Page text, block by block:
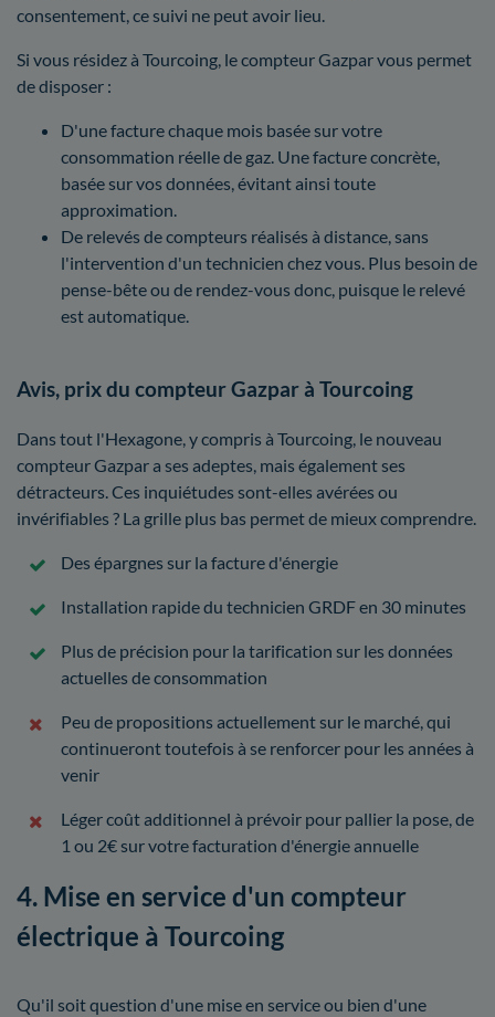
consentement, ce suivi ne peut avoir lieu.
Si vous résidez à Tourcoing, le compteur Gazpar vous permet
de disposer :
D'une facture chaque mois basée sur votre
consommation réelle de gaz. Une facture concrète,
basée sur vos données, évitant ainsi toute
approximation.
De relevés de compteurs réalisés à distance, sans
l'intervention d'un technicien chez vous. Plus besoin de
pense-bête ou de rendez-vous donc, puisque le relevé
est automatique.
Avis, prix du compteur Gazpar à Tourcoing
Dans tout l'Hexagone, y compris à Tourcoing, le nouveau
compteur Gazpar a ses adeptes, mais également ses
détracteurs. Ces inquiétudes sont-elles avérées ou
invérifiables ? La grille plus bas permet de mieux comprendre.
Des épargnes sur la facture d'énergie
Installation rapide du technicien GRDF en 30 minutes
Plus de précision pour la tarification sur les données
actuelles de consommation
Peu de propositions actuellement sur le marché, qui
continueront toutefois à se renforcer pour les années à
venir
Léger coût additionnel à prévoir pour pallier la pose, de
1 ou 2€ sur votre facturation d'énergie annuelle
4. Mise en service d'un compteur
électrique à Tourcoing
Qu'il soit question d'une mise en service ou bien d'une